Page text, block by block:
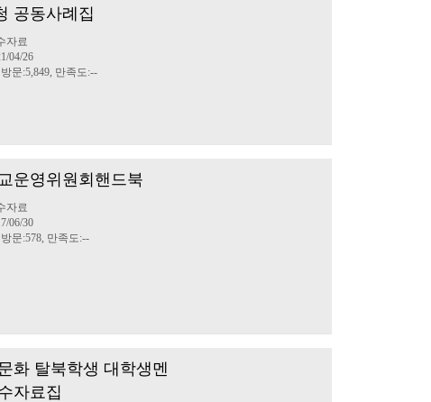
공동사례집
자료
04/26
문:5,849, 만족도:--
운영위원회핸드북
자료
06/30
문:578, 만족도:--
화 탈북학생 대학생멘
자료집